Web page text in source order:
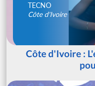
TECNO
Côte d'Ivoire
Côte d'Ivoire :